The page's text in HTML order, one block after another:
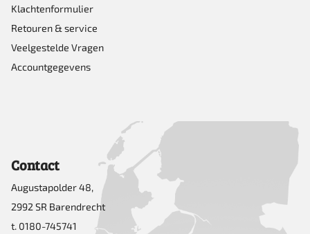
Klachtenformulier
Retouren & service
Veelgestelde Vragen
Accountgegevens
Contact
Augustapolder 48,
2992 SR Barendrecht
t. 0180-745741